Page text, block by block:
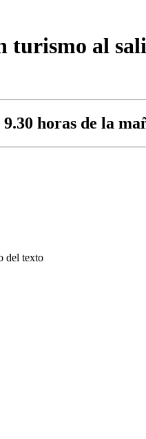
turismo al
horas de la